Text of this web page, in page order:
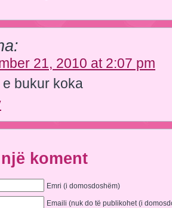
21, 2010 at 2:07 pm
bukur koka
koment
Emri (i domosdoshëm)
Emaili (nuk do të publikohet (i